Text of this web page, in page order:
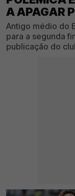
A APAGAR
Antigo médio do
para a segunda
publicação do